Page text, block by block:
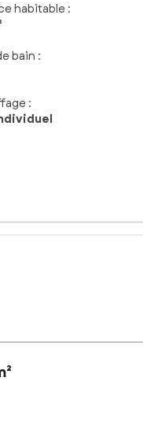
habitable :
bain :
: